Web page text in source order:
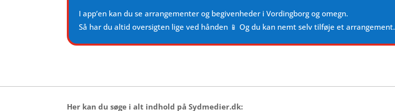
I app’en kan du se arrangementer og begivenheder i Vordingborg og omegn.
Så har du altid oversigten lige ved hånden 📱 Og du kan nemt selv tilføje et arrangement.
Her kan du søge i alt indhold på Sydmedier.dk: